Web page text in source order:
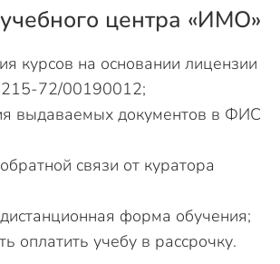
центра «ИМО»
курсов на основании лицензии
72/00190012;
выдаваемых документов в ФИС
связи от куратора
форма обучения;
оплатить учебу в рассрочку.